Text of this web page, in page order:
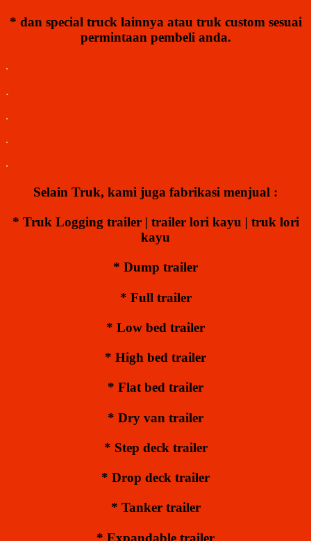
* dan special truck lainnya atau truk custom sesuai
permintaan pembeli anda.
.
.
.
.
.
Selain Truk, kami juga fabrikasi menjual :
* Truk Logging trailer | trailer lori kayu | truk lori
kayu
* Dump trailer
* Full trailer
* Low bed trailer
* High bed trailer
* Flat bed trailer
* Dry van trailer
* Step deck trailer
* Drop deck trailer
* Tanker trailer
* Expandable trailer